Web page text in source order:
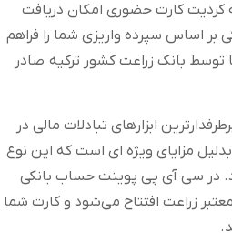
کردیت کارت حضوری امکان دریافت
بر اساس سپرده واریزی شما را فراهم
بانک زراعت کشور ترکیه صادر
ابزار‌های تبادلات مالی در
مزایای ویژه ای است که این نوع
در سی آی پی پوینت حساب بانکی
زراعت افتتاح می‌شود و کارت شما